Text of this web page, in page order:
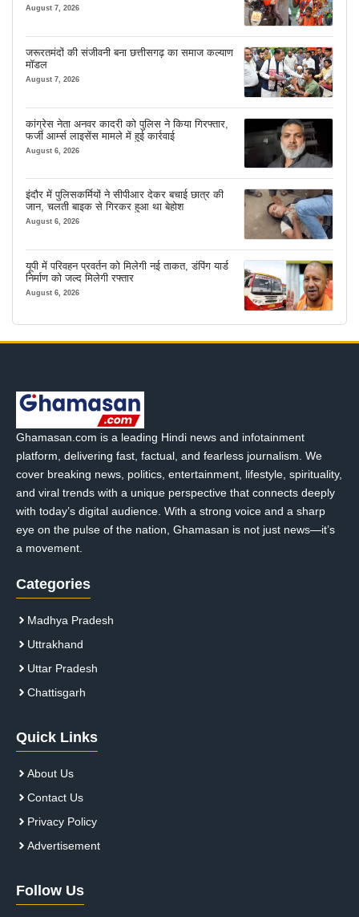
August 7, 2026
जरूरतमंदों की संजीवनी बना छत्तीसगढ़ का समाज कल्याण
मॉडल
August 7, 2026
कांग्रेस नेता अनवर कादरी को पुलिस ने किया गिरफ्तार,
फर्जी आर्म्स लाइसेंस मामले में हुई कार्रवाई
August 6, 2026
इंदौर में पुलिसकर्मियों ने सीपीआर देकर बचाई छात्र की
जान, चलती बाइक से गिरकर हुआ था बेहोश
August 6, 2026
यूपी में परिवहन प्रवर्तन को मिलेगी नई ताकत, डंपिंग यार्ड
निर्माण को जल्द मिलेगी रफ्तार
August 6, 2026
Ghamasan.com is a leading Hindi news and infotainment
platform, delivering fast, factual, and fearless journalism. We
cover breaking news, politics, entertainment, lifestyle, spirituality,
and viral trends with a unique perspective that connects deeply
with today’s digital audience. With a strong voice and a sharp
eye on the pulse of the nation, Ghamasan is not just news—it’s
a movement.
Categories
Madhya Pradesh
Uttrakhand
Uttar Pradesh
Chattisgarh
Quick Links
About Us
Contact Us
Privacy Policy
Advertisement
Follow Us